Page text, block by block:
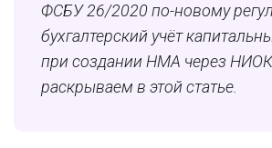
ФСБУ 26/2020 по-новому
бухгалтерский учёт
при создании НМА через
раскрываем в этой статье.